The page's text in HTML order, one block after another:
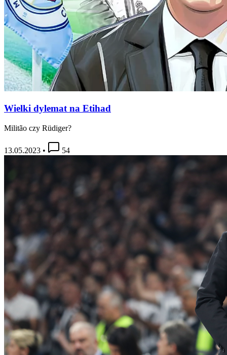
Wielki dylemat na Etihad
Militão czy Rüdiger?
13.05.2023 • 54